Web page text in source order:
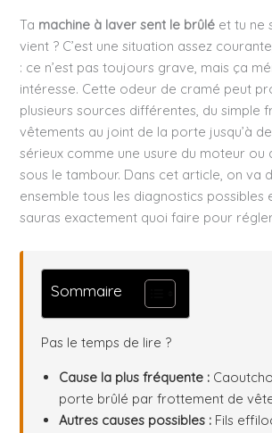
Ta machine à laver sent le brûlé et tu ne
vient ? C’est une situation assez
: ce n’est pas toujours grave, mais ça
intéresse. Cette odeur de cramé peut
plusieurs sources différentes, du simple
vêtements au joint de la porte jusqu’à
sérieux comme une usure du moteur ou
sous le tambour. Dans cet article, on va
ensemble tous les diagnostics possibles
sauras exactement quoi faire pour
Sommaire
Pas le temps de lire ?
Cause la plus fréquente :
porte brûlé par frottement de
Autres causes possibles : Fils